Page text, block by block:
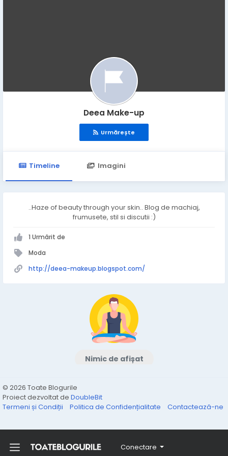
Conectare
Deea Make-up
Urmărește
Timeline Imagini
..Haze of beauty through your skin.. Blog de machiaj,
frumusete, stil si discutii :)
1 Urmărit de
Moda
http://deea-makeup.blogspot.com/
Nimic de afișat
© 2026 Toate Blogurile
Proiect dezvoltat de DoubleBit
Termeni și Condiții
Politica de Confidențialitate Contactează-ne